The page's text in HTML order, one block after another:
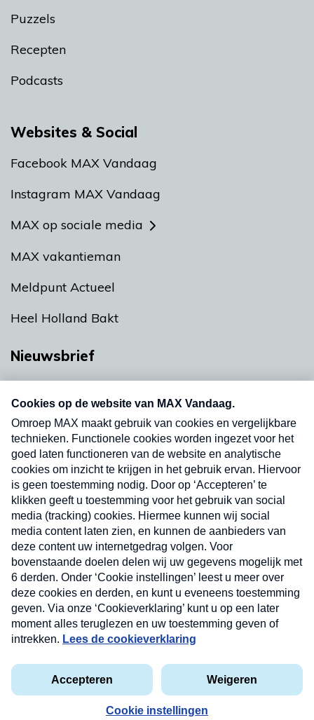
Puzzels
Recepten
Podcasts
Websites & Social
Facebook MAX Vandaag
Instagram MAX Vandaag
MAX op sociale media
MAX vakantieman
Meldpunt Actueel
Heel Holland Bakt
Nieuwsbrief
nieuwsbrief. Elke vrijdag- en dinsdagochtend in
uw mailbox.
Verzend
Privacyverklaring
Cookieverklaring
Kwetsbaarheid melden
Copyright © 2026 MAX Vandaag - Omroep MAX
Nieuwsbrief
Neem hier een gratis abonnement op onze
nieuwsbrief. Elke vrijdag- en dinsdagochtend in uw